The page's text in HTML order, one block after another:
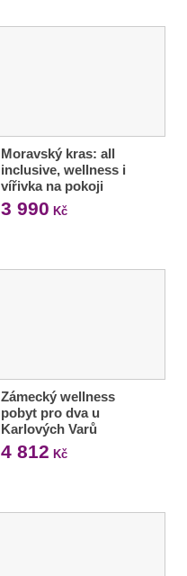
Moravský kras: all
inclusive, wellness i
vířivka na pokoji
3 990 Kč
Zámecký wellness
pobyt pro dva u
Karlových Varů
4 812 Kč